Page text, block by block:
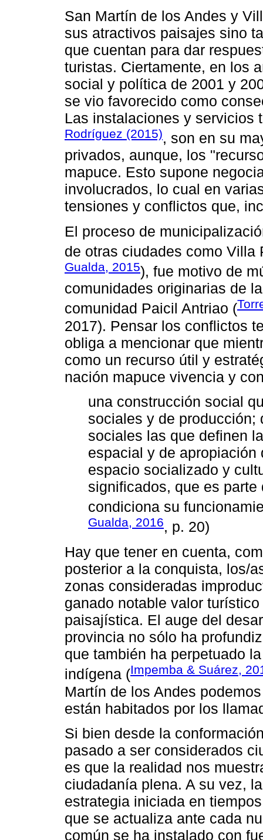
San Martín de los Andes y
sus atractivos paisajes sino
que cuentan para dar
turistas. Ciertamente, en los
social y política de 2001 y
se vio favorecido como
Las instalaciones y servicios
Rodríguez (2015), son en su
privados, aunque, los
mapuce. Esto supone
involucrados, lo cual en
tensiones y conflictos que,
El proceso de
de otras ciudades como Villa
Gualda, 2015), fue motivo de
comunidades originarias de
comunidad Paicil Antriao (
2017). Pensar los conflictos
obliga a mencionar que
como un recurso útil y
nación mapuce vivencia y
una construcción social
sociales y de producción;
sociales las que definen
espacial y de apropiación
espacio socializado y
significados, que es
condiciona su
Gualda, 2016, p. 20)
Hay que tener en cuenta,
posterior a la conquista, los/
zonas consideradas
ganado notable valor
paisajística. El auge del
provincia no sólo ha
que también ha perpetuado
indígena (Impemba & Suárez,
Martín de los Andes
están habitados por los
Si bien desde la
pasado a ser considerados
es que la realidad nos
ciudadanía plena. A su vez,
estrategia iniciada en
que se actualiza ante cada
común se ha instalado con